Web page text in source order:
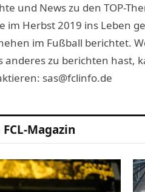
und News zu den TOP-
im Herbst 2019 ins Leben
im Fußball berichtet.
anderes zu berichten hast,
sas@fclinfo.de
Magazin